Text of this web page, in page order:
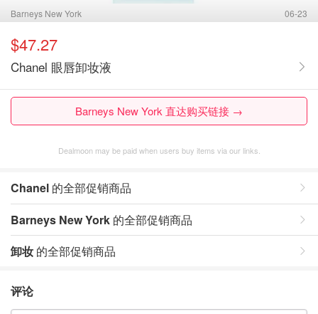
Barneys New York 06-23
$47.27
Chanel 眼唇卸妆液
Barneys New York 直达购买链接 →
Dealmoon may be paid when users buy items via our links.
Chanel 的全部促销商品
Barneys New York 的全部促销商品
卸妆 的全部促销商品
评论